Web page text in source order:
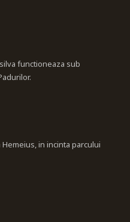
functioneaza sub
Hemeius, in incinta parcului